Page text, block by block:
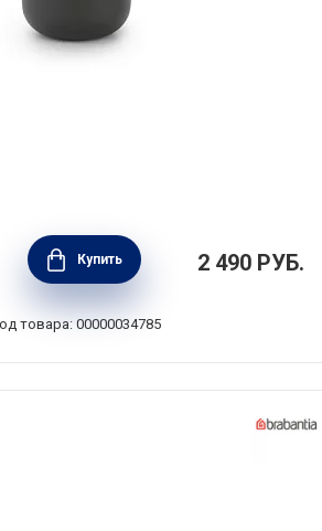
Make & Take 500 мл,
пластик, Brabantia, 204180
Купить 2 490 РУБ.
товара: 00000034785